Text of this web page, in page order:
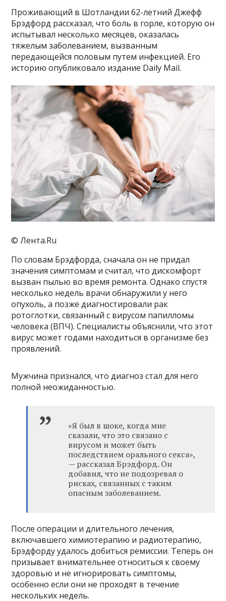
Проживающий в Шотландии 62-летний Джефф
Брэдфорд рассказал, что боль в горле, которую он
испытывал несколько месяцев, оказалась
тяжелым заболеванием, вызванным
передающейся половым путем инфекцией. Его
историю опубликовало издание Daily Mail.
© Лента.Ru
По словам Брэдфорда, сначала он не придал
значения симптомам и считал, что дискомфорт
вызван пылью во время ремонта. Однако спустя
несколько недель врачи обнаружили у него
опухоль, а позже диагностировали рак
ротоглотки, связанный с вирусом папилломы
человека (ВПЧ). Специалисты объяснили, что этот
вирус может годами находиться в организме без
проявлений.
Мужчина признался, что диагноз стал для него
полной неожиданностью.
«Я был в шоке, когда мне
сказали, что это связано с
вирусом и может быть
последствием орального секса»,
— рассказал Брэдфорд. Он
добавил, что не подозревал о
рисках, связанных с таким
опасным заболеванием.
После операции и длительного лечения,
включавшего химиотерапию и радиотерапию,
Брэдфорду удалось добиться ремиссии. Теперь он
призывает внимательнее относиться к своему
здоровью и не игнорировать симптомы,
особенно если они не проходят в течение
нескольких недель.